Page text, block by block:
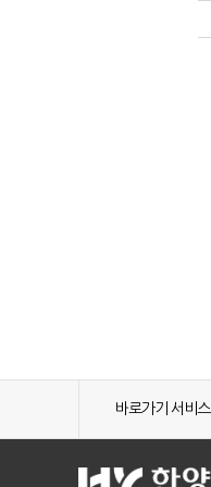
바로가기 서비스